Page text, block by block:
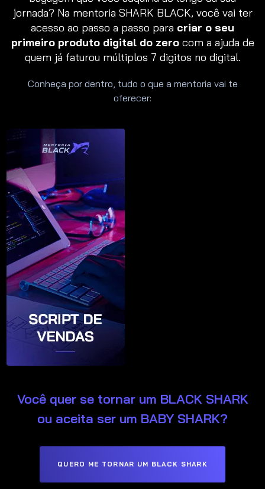
jornada? Na mentoria SHARK BLACK, você vai ter
acesso ao passo a passo para criar o seu
primeiro produto digital do zerocom a ajuda de
quem já faturou múltiplos 7 digitos no digital.
Conheça por dentro, tudo o que a mentoria vai te
oferecer:
Você quer se tornar um BLACK SHARK
ou aceita ser um BABY SHARK?
QUERO ME TORNAR UM BLACK SHARK